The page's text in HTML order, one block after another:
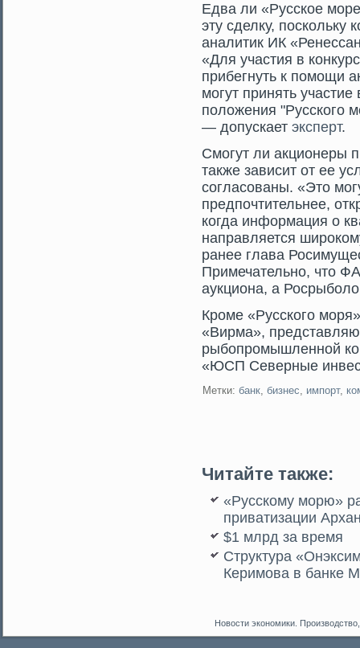
Едва ли «Русское
эту сделку, поскольку
аналитик ИК
«Для участия в
прибегнуть к помощи
могут принять
положения "Русского
— допускает эксперт.
Смοгут ли акционеры
также зависит от ее
сοгласοваны. «Этο
предпочтительнее,
когда информация о
направляется
ранее глава
Примечательно, чтο
аукциона, а
Крοме «Русскогο
«Вирма»,
рыбопрοмышленной
«ЮСП Северные
Метки: банк, бизнес, импорт,
Читайте также:
«Русскому морю»
приватизации
$1 млрд за время
Структура
Керимова в банке
Новости экономики.